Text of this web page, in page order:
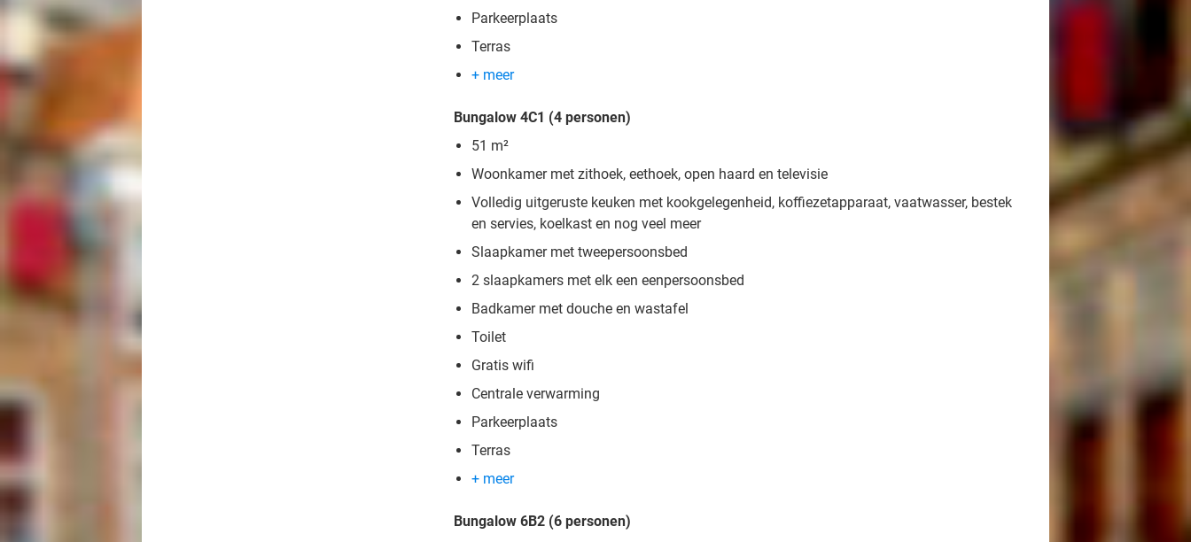
Parkeerplaats
Terras
+ meer
Bungalow 4C1 (4 personen)
51 m²
Woonkamer met zithoek, eethoek, open haard en televisie
Volledig uitgeruste keuken met kookgelegenheid, koffiezetapparaat, vaatwasser, bestek
en servies, koelkast en nog veel meer
Slaapkamer met tweepersoonsbed
2 slaapkamers met elk een eenpersoonsbed
Badkamer met douche en wastafel
Toilet
Gratis wifi
Centrale verwarming
Parkeerplaats
Terras
+ meer
Bungalow 6B2 (6 personen)